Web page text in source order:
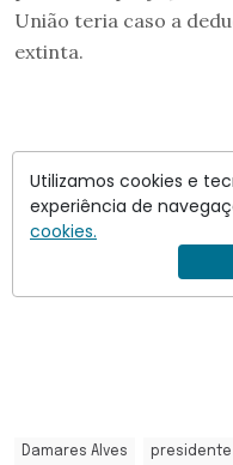
União teria caso a
extinta.
Damares Alves presidente
Utilizamos cookies e
experiência de
cookies.